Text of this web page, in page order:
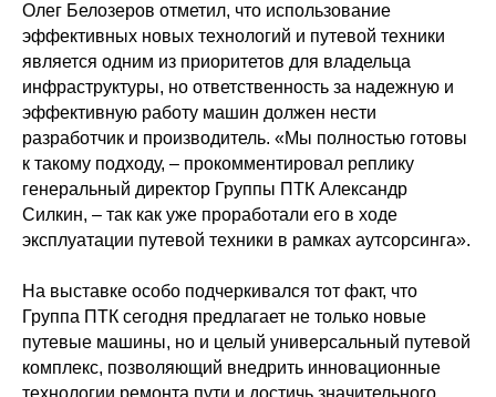
Олег Белозеров отметил, что использование
эффективных новых технологий и путевой техники
является одним из приоритетов для владельца
инфраструктуры, но ответственность за надежную и
эффективную работу машин должен нести
разработчик и производитель. «Мы полностью готовы
к такому подходу, – прокомментировал реплику
генеральный директор Группы ПТК Александр
Силкин, – так как уже проработали его в ходе
эксплуатации путевой техники в рамках аутсорсинга».
На выставке особо подчеркивался тот факт, что
Группа ПТК сегодня предлагает не только новые
путевые машины, но и целый универсальный путевой
комплекс, позволяющий внедрить инновационные
технологии ремонта пути и достичь значительного